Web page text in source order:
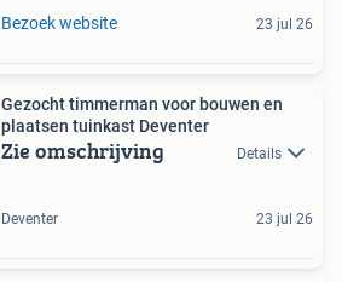
Bezoek website 23 jul 26
Gezocht timmerman voor bouwen en
plaatsen tuinkast Deventer
Zie omschrijving Details
Deventer 23 jul 26